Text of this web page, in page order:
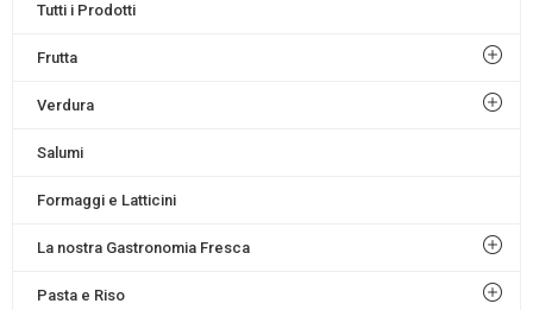
Tutti i Prodotti
Frutta
Verdura
Salumi
Formaggi e Latticini
La nostra Gastronomia Fresca
Pasta e Riso